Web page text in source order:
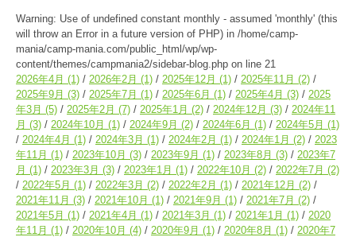
Warning: Use of undefined constant monthly - assumed 'monthly' (this
will throw an Error in a future version of PHP) in /home/camp-
mania/camp-mania.com/public_html/wp/wp-
content/themes/campmania2/sidebar-blog.php on line 21
2026年4月 (1) 2026年2月 (1) 2025年12月 (1) 2025年11月 (2)
2025年9月 (3) 2025年7月 (1) 2025年6月 (1) 2025年4月 (3)
2025
年3月 (5) 2025年2月 (7) 2025年1月 (2) 2024年12月 (3)
2024年11
月 (3) 2024年10月 (1) 2024年9月 (2) 2024年6月 (1) 2024年5月 (1)
2024年4月 (1) 2024年3月 (1) 2024年2月 (1) 2024年1月 (2)
2023
年11月 (1) 2023年10月 (3) 2023年9月 (1) 2023年8月 (3)
2023年7
月 (1) 2023年3月 (3) 2023年1月 (1) 2022年10月 (2) 2022年7月 (2)
2022年5月 (1) 2022年3月 (2) 2022年2月 (1) 2021年12月 (2)
2021年11月 (3) 2021年10月 (1) 2021年9月 (1) 2021年7月 (2)
2021年5月 (1) 2021年4月 (1) 2021年3月 (1) 2021年1月 (1)
2020
年11月 (1) 2020年10月 (4) 2020年9月 (1) 2020年8月 (1)
2020年7